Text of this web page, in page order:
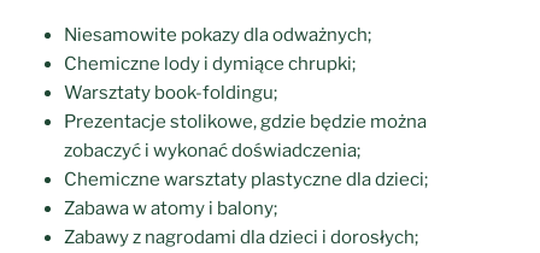
Niesamowite pokazy dla odważnych;
Chemiczne lody i dymiące chrupki;
Warsztaty book-foldingu;
Prezentacje stolikowe, gdzie będzie można
zobaczyć i wykonać doświadczenia;
Chemiczne warsztaty plastyczne dla dzieci;
Zabawa w atomy i balony;
Zabawy z nagrodami dla dzieci i dorosłych;